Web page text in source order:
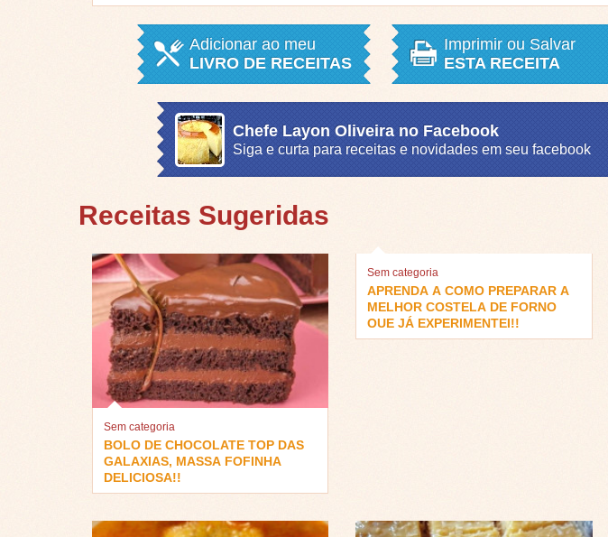
Adicionar ao meu
LIVRO DE RECEITAS
Imprimir ou Salvar
ESTA RECEITA
Chefe Layon Oliveira no Facebook
Siga e curta para receitas e novidades em seu facebook
Receitas Sugeridas
Sem categoria
BOLO DE CHOCOLATE TOP DAS
GALAXIAS, MASSA FOFINHA
DELICIOSA!!
Sem categoria
APRENDA A COMO PREPARAR A
MELHOR COSTELA DE FORNO
QUE JÁ EXPERIMENTEI!!